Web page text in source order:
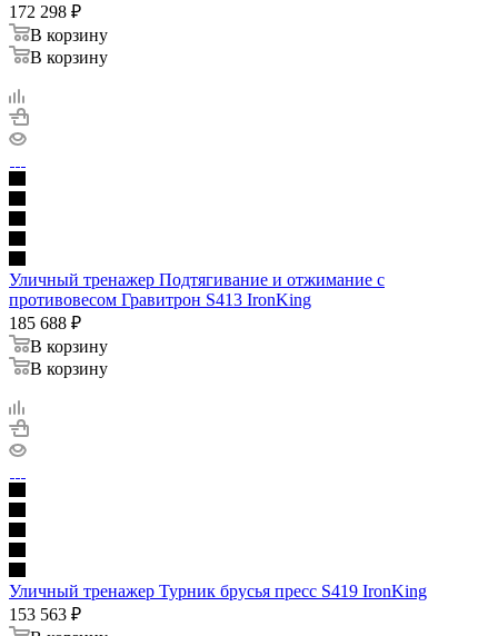
172 298 ₽
В корзину
В корзину
Уличный тренажер Подтягивание и отжимание с
противовесом Гравитрон S413 IronKing
185 688 ₽
В корзину
В корзину
Уличный тренажер Турник брусья пресс S419 IronKing
153 563 ₽